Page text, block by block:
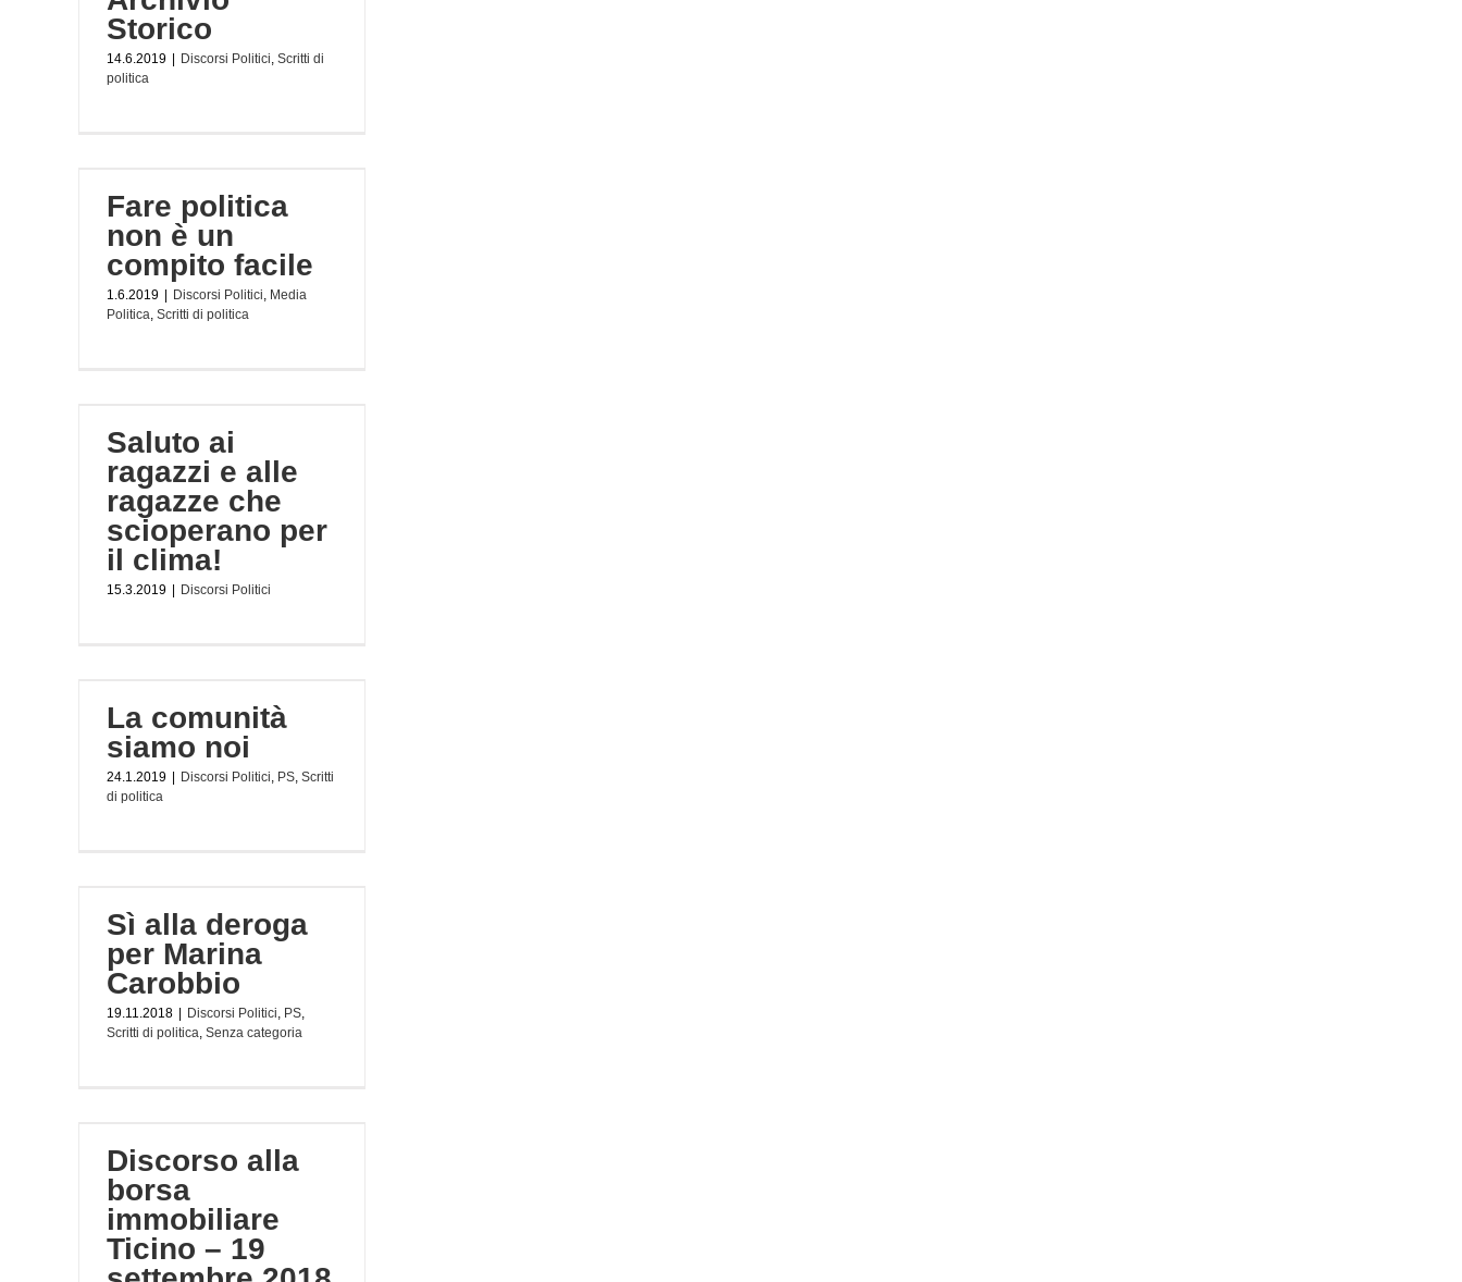
Storico
14.6.2019 | Discorsi Politici Scritti di
politica
Fare politica
non è un
compito facile
1.6.2019 | Discorsi Politici Media
Politica Scritti di politica
Saluto ai
ragazzi e alle
ragazze che
scioperano per
il clima!
15.3.2019 | Discorsi Politici
La comunità
siamo noi
24.1.2019 | Discorsi Politici PS Scritti
di politica
Sì alla deroga
per Marina
Carobbio
19.11.2018 | Discorsi Politici PS
Scritti di politica Senza categoria
Discorso alla
borsa
immobiliare
Ticino – 19